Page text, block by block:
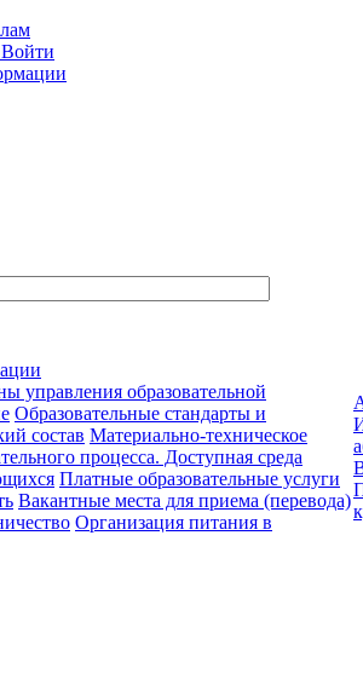
управления образовательной
Образовательные стандарты и
состав Материально-техническое
процесса. Доступная среда
Платные образовательные услуги
Вакантные места для приема (перевода)
Организация питания в